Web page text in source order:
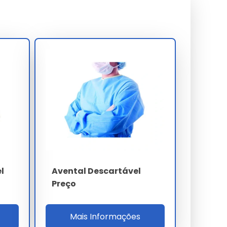
Avental Descartável
Preço
Mais Informações